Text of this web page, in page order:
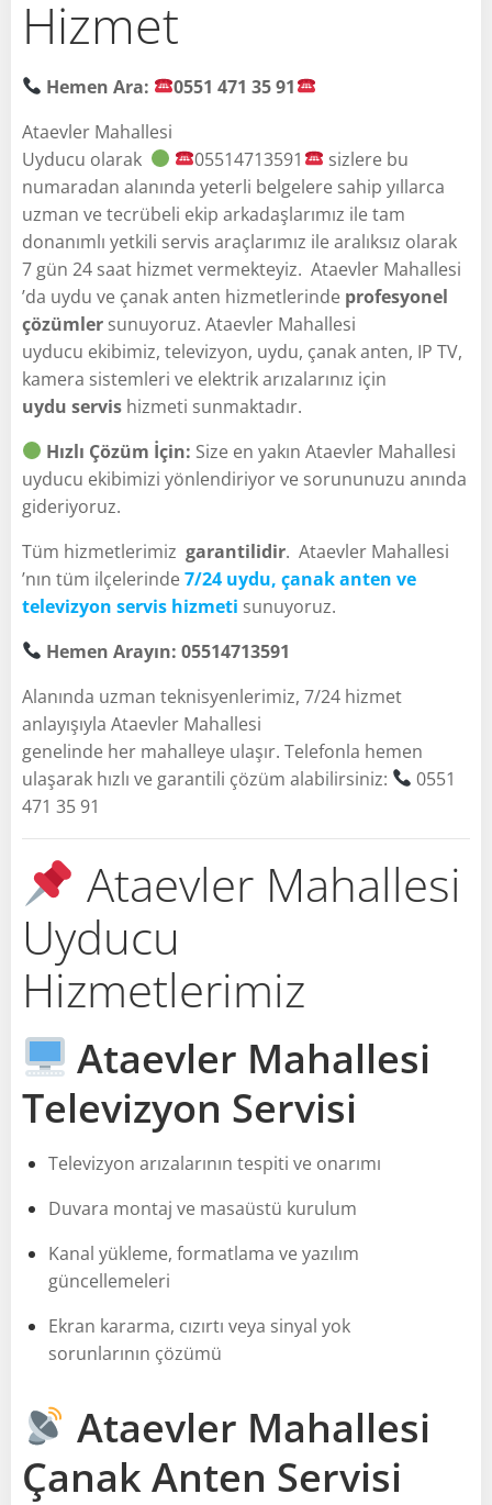
Hizmet
Hemen Ara:
0551 471 35 91
Ataevler Mahallesi
Uyducu olarak
05514713591
sizlere bu
numaradan alanında yeterli belgelere sahip yıllarca
uzman ve tecrübeli ekip arkadaşlarımız ile tam
donanımlı yetkili servis araçlarımız ile aralıksız olarak
7 gün 24 saat hizmet vermekteyiz. Ataevler Mahallesi
’da uydu ve çanak anten hizmetlerinde profesyonel
çözümler sunuyoruz. Ataevler Mahallesi
uyducu ekibimiz, televizyon, uydu, çanak anten, IP TV,
kamera sistemleri ve elektrik arızalarınız için
uydu servis hizmeti sunmaktadır.
Hızlı Çözüm İçin: Size en yakın Ataevler Mahallesi
uyducu ekibimizi yönlendiriyor ve sorununuzu anında
gideriyoruz.
Tüm hizmetlerimiz garantilidir. Ataevler Mahallesi
’nın tüm ilçelerinde7/24 uydu, çanak anten ve
televizyon servis hizmeti sunuyoruz.
Hemen Arayın: 05514713591
Alanında uzman teknisyenlerimiz, 7/24 hizmet
anlayışıyla Ataevler Mahallesi
genelinde her mahalleye ulaşır. Telefonla hemen
ulaşarak hızlı ve garantili çözüm alabilirsiniz:
0551
471 35 91
Ataevler Mahallesi
Uyducu
Hizmetlerimiz
Ataevler Mahallesi
Televizyon Servisi
Televizyon arızalarının tespiti ve onarımı
Duvara montaj ve masaüstü kurulum
Kanal yükleme, formatlama ve yazılım
güncellemeleri
Ekran kararma, cızırtı veya sinyal yok
sorunlarının çözümü
Ataevler Mahallesi
Çanak Anten Servisi